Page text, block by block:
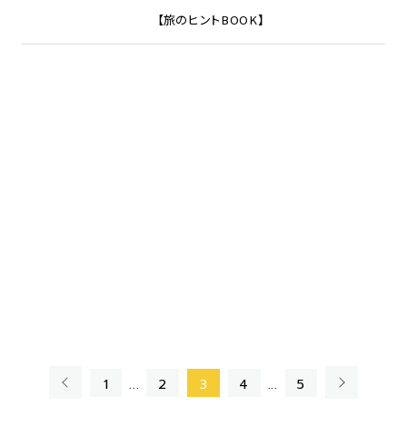
【旅のヒントBOOK】
1 ... 2 3 4 ... 5